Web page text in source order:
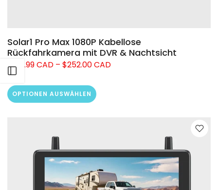
Seitenleiste öffnen
Solar1 Pro Max 1080P Kabellose
Rückfahrkamera mit DVR & Nachtsicht
$175.99 CAD – $252.00 CAD
OPTIONEN AUSWÄHLEN